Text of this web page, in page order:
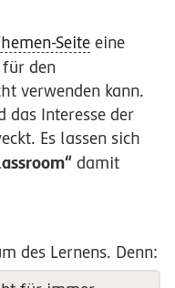
Seite eine
den
verwenden kann.
das Interesse der
Es lassen sich
damit
des Lernens. Denn: